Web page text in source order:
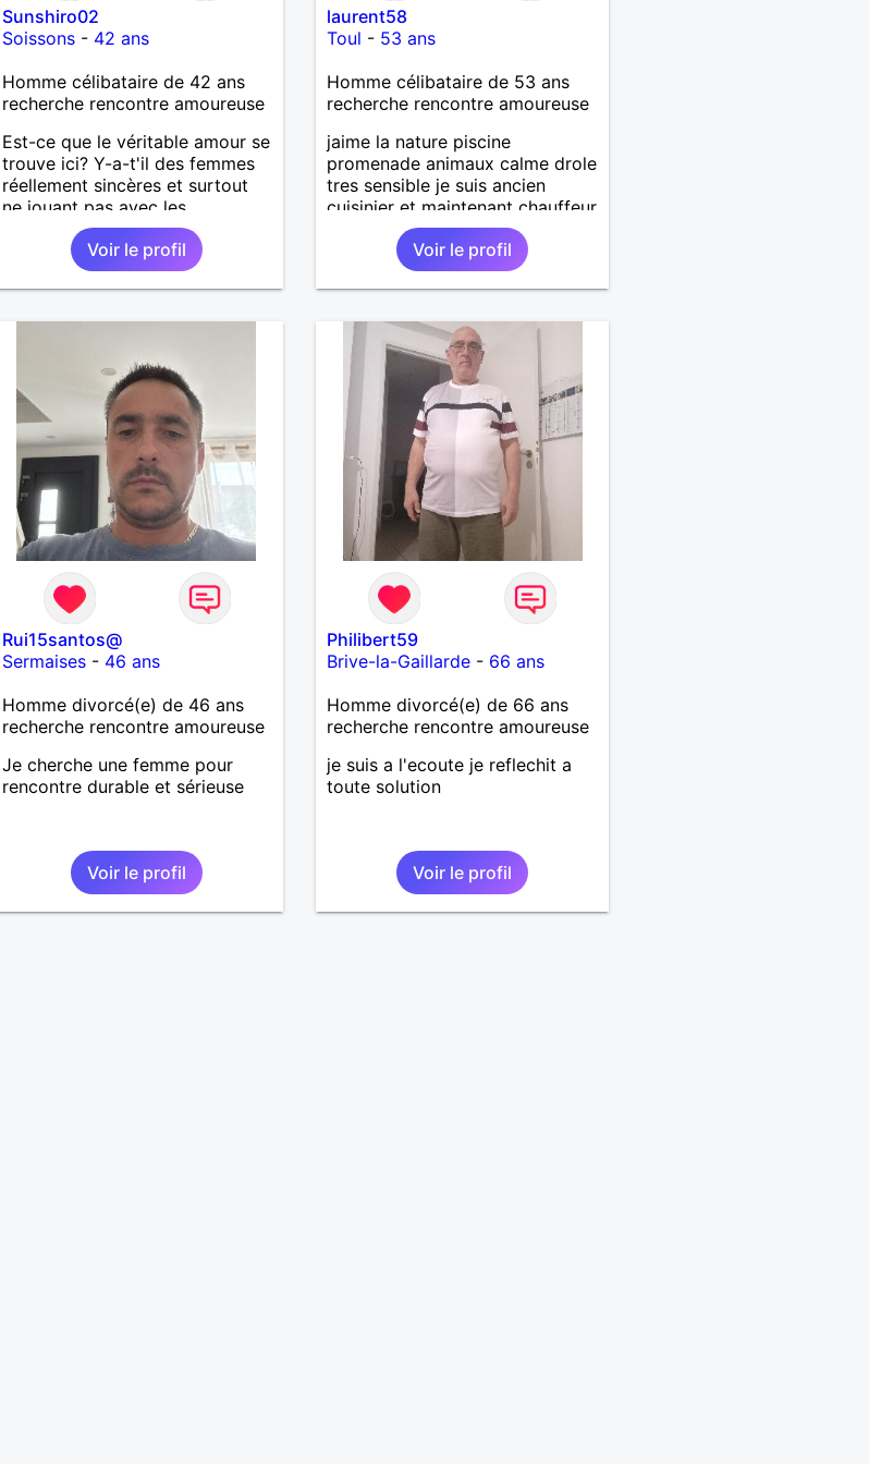
Sunshiro02
Soissons- 42 ans
Homme célibataire de 42 ans
recherche rencontre amoureuse
Est-ce que le véritable amour se
trouve ici? Y-a-t'il des femmes
réellement sincères et surtout
ne jouant pas avec les
sentiments des hommes? Etant
un homme protecteur et
bienveillant, je veux continuer
d'y croire et pouvoir enfin
profiteuse et autres joyeuseté
passer votre chemin, vous ne
m'intéressez pas du tout!
Voir le profil
laurent58
Toul - 53 ans
Homme célibataire de 53 ans
recherche rencontre amoureuse
jaime la nature piscine
promenade animaux calme drole
tres sensible je suis ancien
cuisinier et maintenant chauffeur
de bus jai un chien et un chat
recherche relation durable
Voir le profil
Rui15santos@
Sermaises- 46 ans
Homme divorcé(e) de 46 ans
recherche rencontre amoureuse
Je cherche une femme pour
rencontre durable et sérieuse
Voir le profil
Philibert59
Brive-la-Gaillarde - 66 ans
Homme divorcé(e) de 66 ans
recherche rencontre amoureuse
je suis a l'ecoute je reflechit a
toute solution
Voir le profil